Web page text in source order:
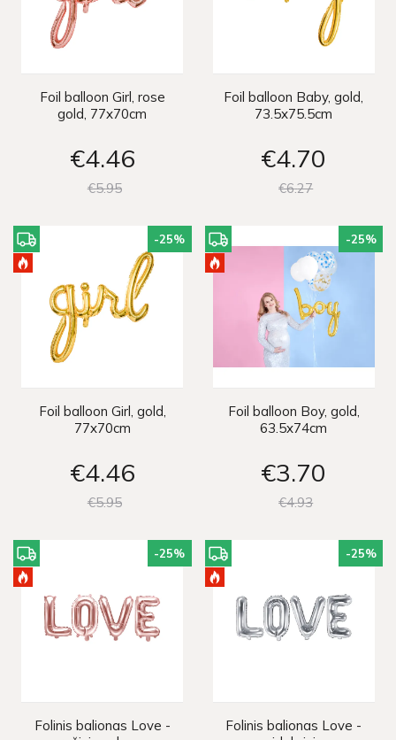
Foil balloon Girl, rose
gold, 77x70cm
€4 46
€595
Foil balloon Baby, gold,
73.5x75.5cm
€4 70
€627
-25%
Foil balloon Girl, gold,
77x70cm
€4 46
€595
-25%
Foil balloon Boy, gold,
63.5x74cm
€3 70
€493
-25%
Folinis balionas Love -
-25%
Folinis balionas Love -